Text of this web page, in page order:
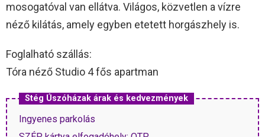
mosogatóval van ellátva. Világos, közvetlen a vízre
néző kilátás, amely egyben etetett horgászhely is.
Foglalható szállás:
Tóra néző Studio 4 fős apartman
Stég Úszóházak árak és kedvezmények
Ingyenes parkolás